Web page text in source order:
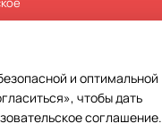
и оптимальной
чтобы дать
соглашение.